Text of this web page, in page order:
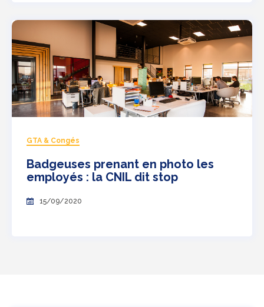
GTA & Congés
Badgeuses prenant en photo les
employés : la CNIL dit stop
15/09/2020